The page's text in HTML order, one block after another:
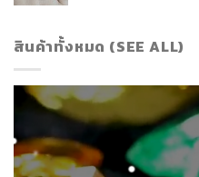
สินค้าทั้งหมด (SEE ALL)